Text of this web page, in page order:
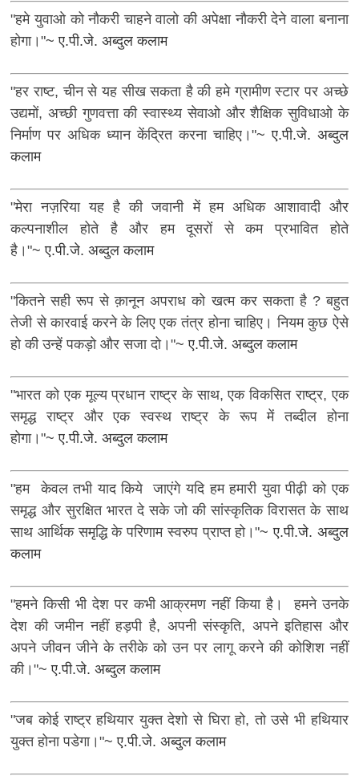
"हमे युवाओ को नौकरी चाहने वालो की अपेक्षा नौकरी देने वाला बनाना
होगा।"~ ए.पी.जे. अब्दुल कलाम
"हर राष्ट, चीन से यह सीख सकता है की हमे ग्रामीण स्टार पर अच्छे
उद्यमों, अच्छी गुणवत्ता की स्वास्थ्य सेवाओ और शैक्षिक सुविधाओ के
निर्माण पर अधिक ध्यान केंद्रित करना चाहिए।"~ ए.पी.जे. अब्दुल
कलाम
"मेरा नज़रिया यह है की जवानी में हम अधिक आशावादी और
कल्पनाशील होते है और हम दूसरों से कम प्रभावित होते
है।"~ ए.पी.जे. अब्दुल कलाम
"कितने सही रूप से क़ानून अपराध को खत्म कर सकता है ? बहुत
तेजी से कारवाई करने के लिए एक तंत्र होना चाहिए। नियम कुछ ऐसे
हो की उन्हें पकड़ो और सजा दो।"~ ए.पी.जे. अब्दुल कलाम
"भारत को एक मूल्य प्रधान राष्ट्र के साथ, एक विकसित राष्ट्र, एक
समृद्ध राष्ट्र और एक स्वस्थ राष्ट्र के रूप में तब्दील होना
होगा।"~ ए.पी.जे. अब्दुल कलाम
"हम केवल तभी याद किये जाएंगे यदि हम हमारी युवा पीढ़ी को एक
समृद्ध और सुरक्षित भारत दे सके जो की सांस्कृतिक विरासत के साथ
साथ आर्थिक समृद्धि के परिणाम स्वरुप प्राप्त हो।"~ ए.पी.जे. अब्दुल
कलाम
"हमने किसी भी देश पर कभी आक्रमण नहीं किया है। हमने उनके
देश की जमीन नहीं हड़पी है, अपनी संस्कृति, अपने इतिहास और
अपने जीवन जीने के तरीके को उन पर लागू करने की कोशिश नहीं
की।"~ ए.पी.जे. अब्दुल कलाम
"जब कोई राष्ट्र हथियार युक्त देशो से घिरा हो, तो उसे भी हथियार
युक्त होना पडेगा।"~ ए.पी.जे. अब्दुल कलाम